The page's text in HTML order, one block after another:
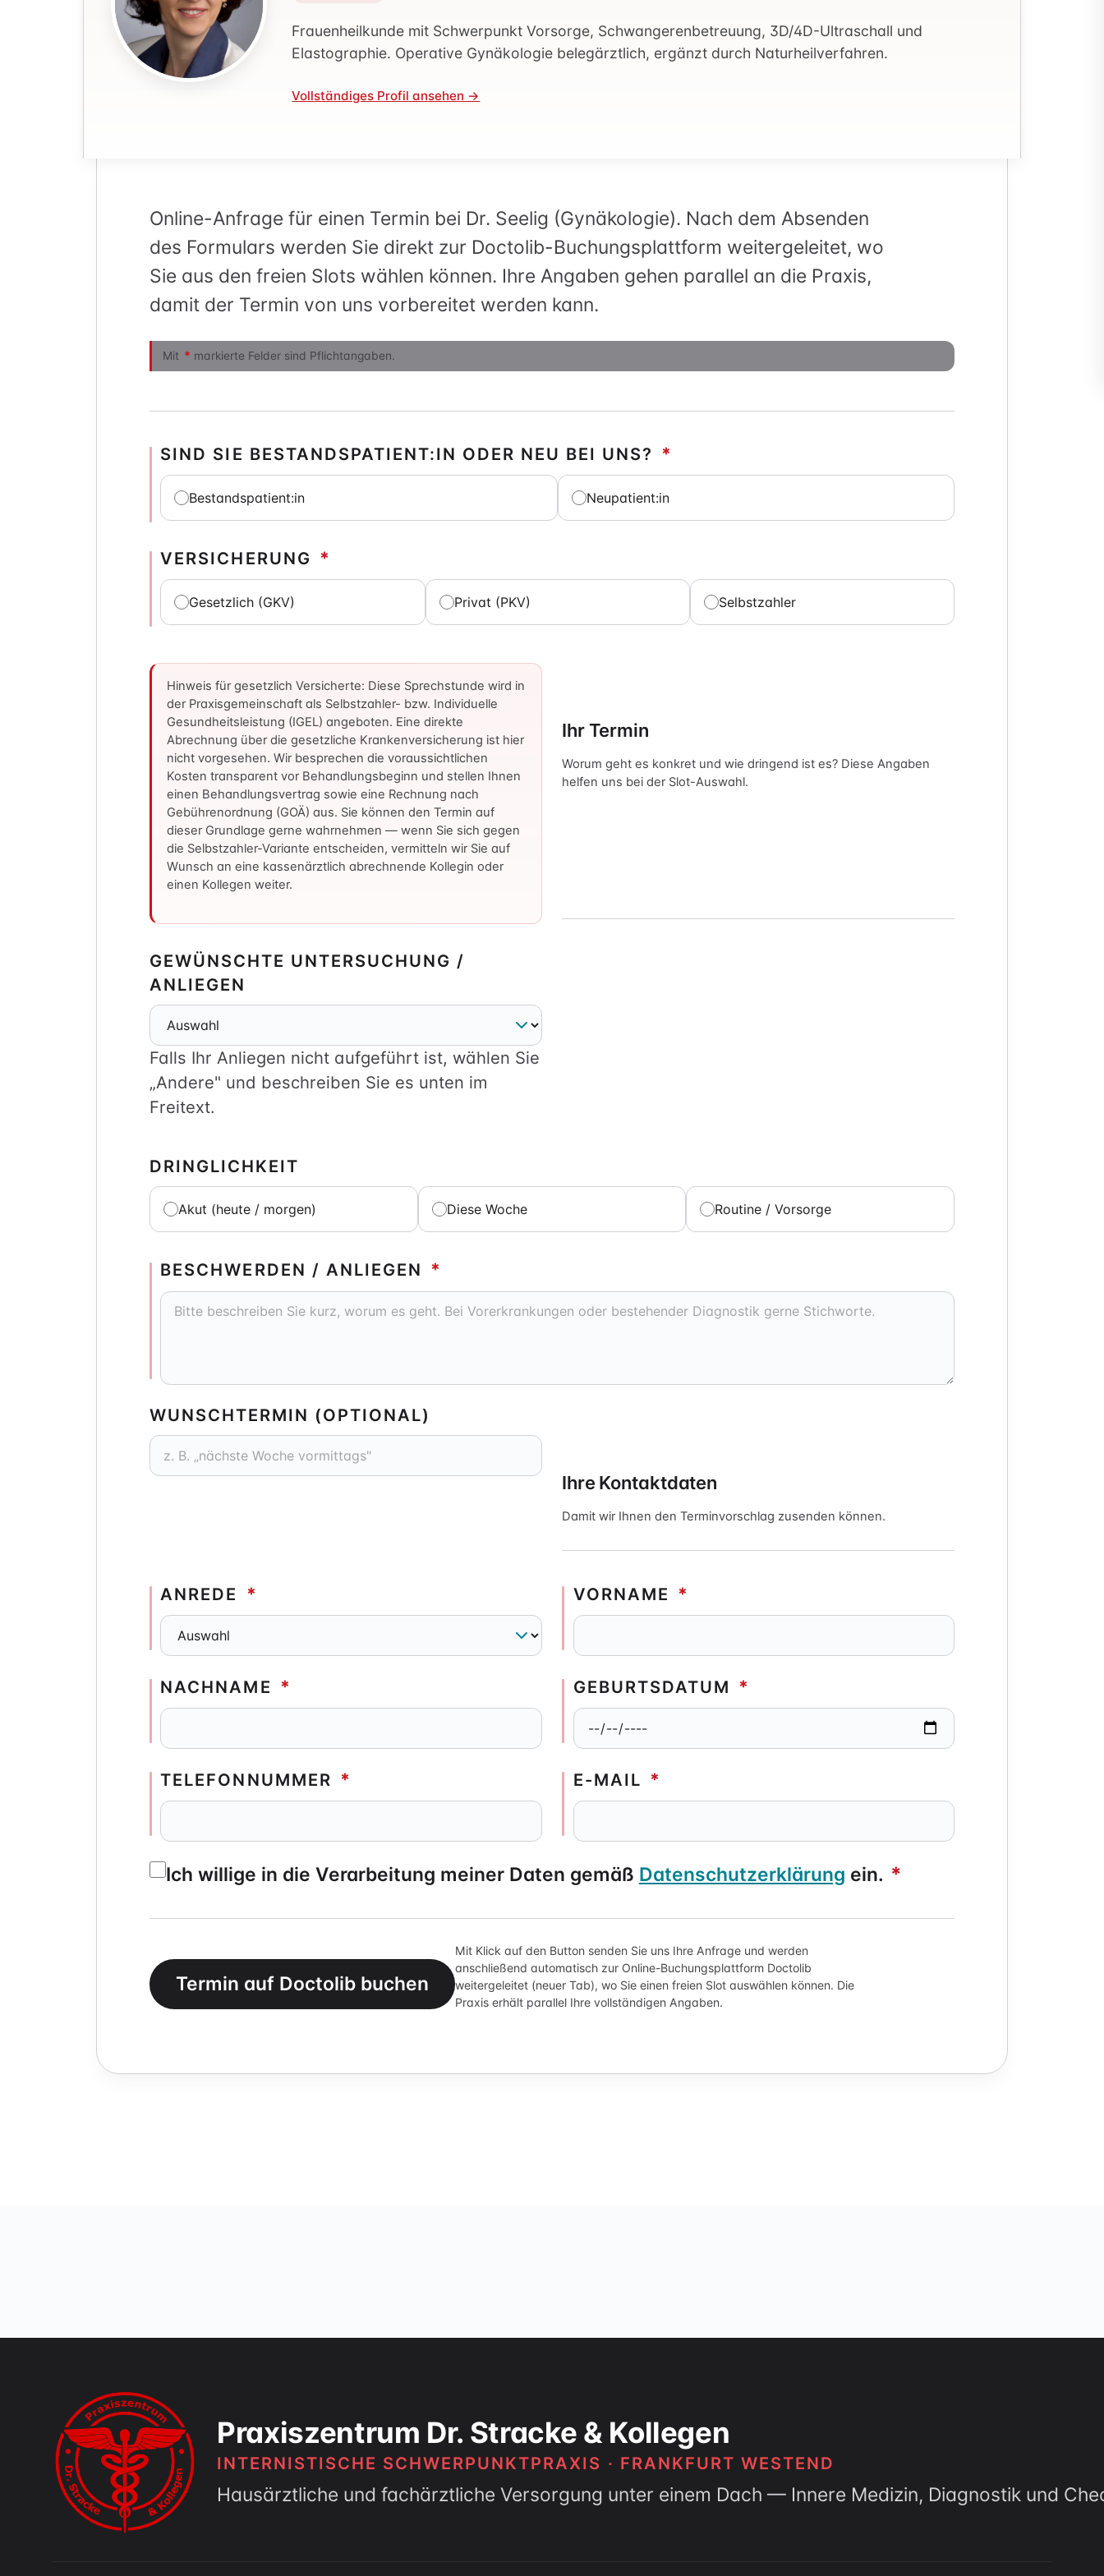
Physiotherapie
Frauenheilkunde mit Schwerpunkt Vorsorge, Schwangerenbetreuung, 3D/4D-Ultraschall und
Elastographie. Operative Gynäkologie belegärztlich, ergänzt durch Naturheilverfahren.
Vollständiges Profil ansehen →
Online-Anfrage für einen Termin bei Dr. Seelig (Gynäkologie). Nach dem Absenden
des Formulars werden Sie direkt zur Doctolib-Buchungsplattform weitergeleitet, wo
Sie aus den freien Slots wählen können. Ihre Angaben gehen parallel an die Praxis,
damit der Termin von uns vorbereitet werden kann.
Mit * markierte Felder sind Pflichtangaben.
SIND SIE BESTANDSPATIENT:IN ODER NEU BEI UNS? *
Bestandspatient:in Neupatient:in
VERSICHERUNG *
Gesetzlich (GKV) Privat (PKV) Selbstzahler
Hinweis für gesetzlich Versicherte: Diese Sprechstunde wird in
der Praxisgemeinschaft als Selbstzahler- bzw. Individuelle
Gesundheitsleistung (IGEL) angeboten. Eine direkte
Abrechnung über die gesetzliche Krankenversicherung ist hier
nicht vorgesehen. Wir besprechen die voraussichtlichen
Kosten transparent vor Behandlungsbeginn und stellen Ihnen
einen Behandlungsvertrag sowie eine Rechnung nach
Gebührenordnung (GOÄ) aus. Sie können den Termin auf
dieser Grundlage gerne wahrnehmen — wenn Sie sich gegen
die Selbstzahler-Variante entscheiden, vermitteln wir Sie auf
Wunsch an eine kassenärztlich abrechnende Kollegin oder
einen Kollegen weiter.
Ihr Termin
Worum geht es konkret und wie dringend ist es? Diese Angaben
helfen uns bei der Slot-Auswahl.
GEWÜNSCHTE UNTERSUCHUNG /
ANLIEGEN
Falls Ihr Anliegen nicht aufgeführt ist, wählen Sie
„Andere" und beschreiben Sie es unten im
Freitext.
DRINGLICHKEIT
Akut (heute / morgen) Diese Woche Routine / Vorsorge
BESCHWERDEN / ANLIEGEN *
WUNSCHTERMIN (OPTIONAL)
Ihre Kontaktdaten
Damit wir Ihnen den Terminvorschlag zusenden können.
ANREDE * VORNAME *
NACHNAME * GEBURTSDATUM *
TELEFONNUMMER * E-MAIL *
Ich willige in die Verarbeitung meiner Daten gemäß Datenschutzerklärung ein. *
Termin auf Doctolib buchen
Mit Klick auf den Button senden Sie uns Ihre Anfrage und werden
anschließend automatisch zur Online-Buchungsplattform Doctolib
weitergeleitet (neuer Tab), wo Sie einen freien Slot auswählen können. Die
Praxis erhält parallel Ihre vollständigen Angaben.
Praxiszentrum Dr. Stracke & Kollegen
INTERNISTISCHE SCHWERPUNKTPRAXIS · FRANKFURT WESTEND
Hausärztliche und fachärztliche Versorgung unter einem Dach — Innere Medizin, Diagnostik und